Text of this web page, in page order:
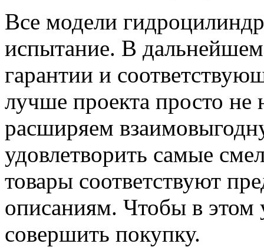
Все модели
испытание. В
гарантии и
лучше проекта просто
расширяем
удовлетворить самые
товары соответствуют
описаниям. Чтобы в этом
совершить покупку.